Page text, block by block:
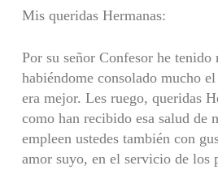
Mis queridas Hermanas:
Por su señor Confesor he tenido
habiéndome consolado mucho
era mejor. Les ruego, queridas
como han recibido esa salud de
empleen ustedes también con
amor suyo, en el servicio de los